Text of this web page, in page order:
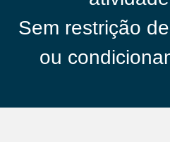
Sem restrição
ou